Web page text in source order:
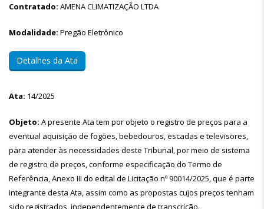
Contratado: AMENA CLIMATIZAÇÃO LTDA
Modalidade: Pregão Eletrônico
Detalhes da Ata
Ata: 14/2025
Objeto: A presente Ata tem por objeto o registro de preços para a
eventual aquisição de fogões, bebedouros, escadas e televisores,
para atender às necessidades deste Tribunal, por meio de sistema
de registro de preços, conforme especificação do Termo de
Referência, Anexo III do edital de Licitação nº 90014/2025, que é parte
integrante desta Ata, assim como as propostas cujos preços tenham
sido registrados, independentemente de transcrição.